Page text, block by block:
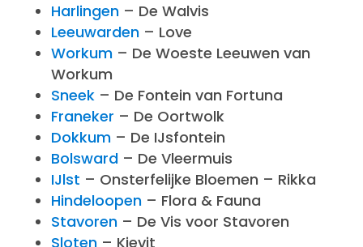
Harlingen– De Walvis
Leeuwarden– Love
Workum– De Woeste Leeuwen van
Workum
Sneek– De Fontein van Fortuna
Franeker – De Oortwolk
Dokkum– De IJsfontein
Bolsward– De Vleermuis
IJlst – Onsterfelijke Bloemen – Rikka
Hindeloopen– Flora & Fauna
Stavoren– De Vis voor Stavoren
Sloten– Kievit